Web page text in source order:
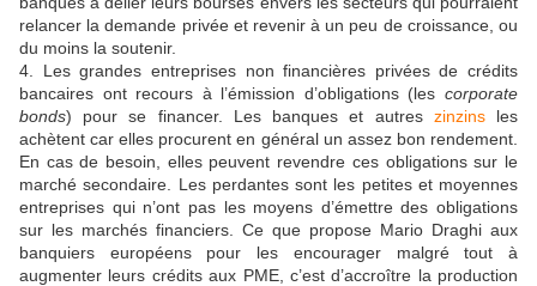
relancer la demande privée et revenir à un peu de croissance, ou
du moins la soutenir.
4. Les grandes entreprises non financières privées de crédits
bancaires ont recours à l’émission d’obligations (les corporate
bonds) pour se financer. Les banques et autres zinzinsles
achètent car elles procurent en général un assez bon rendement.
En cas de besoin, elles peuvent revendre ces obligations sur le
marché secondaire. Les perdantes sont les petites et moyennes
entreprises qui n’ont pas les moyens d’émettre des obligations
sur les marchés financiers. Ce que propose Mario Draghi aux
banquiers européens pour les encourager malgré tout à
augmenter leurs crédits aux PME, c’est d’accroître la production